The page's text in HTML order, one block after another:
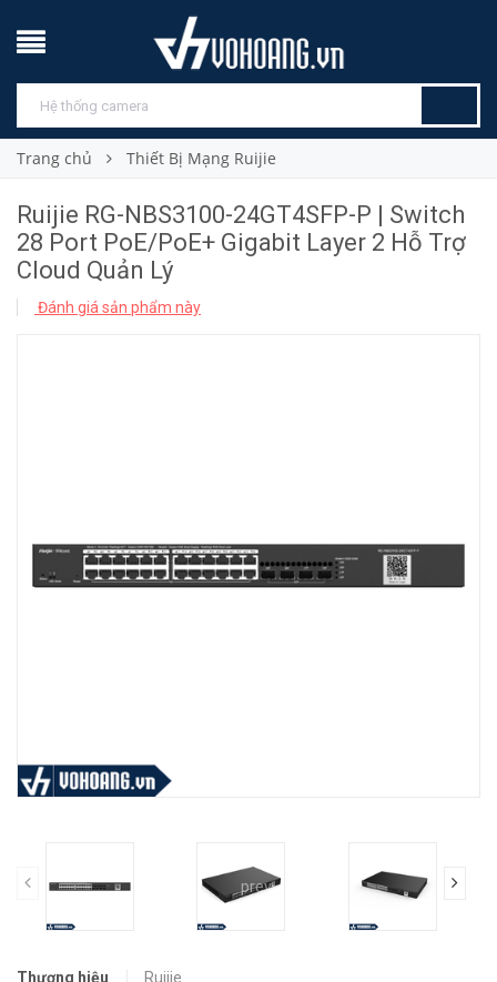
Trang chủ Thiết Bị Mạng Ruijie
Ruijie RG-NBS3100-24GT4SFP-P | Switch
28 Port PoE/PoE+ Gigabit Layer 2 Hỗ Trợ
Cloud Quản Lý
Đánh giá sản phẩm này
prev
Thương hiệu
Ruijie